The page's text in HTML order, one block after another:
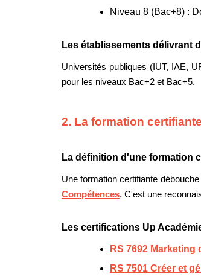
Niveau 8 (Bac+8) :
Les établissements délivrant
Universités publiques (IUT, IAE,
pour les niveaux Bac+2 et Bac+5.
2. La formation
La définition d'une formation
Une formation certifiante
Compétences. C'est une
Les certifications Up
RS 7692
RS 7501 Créer et